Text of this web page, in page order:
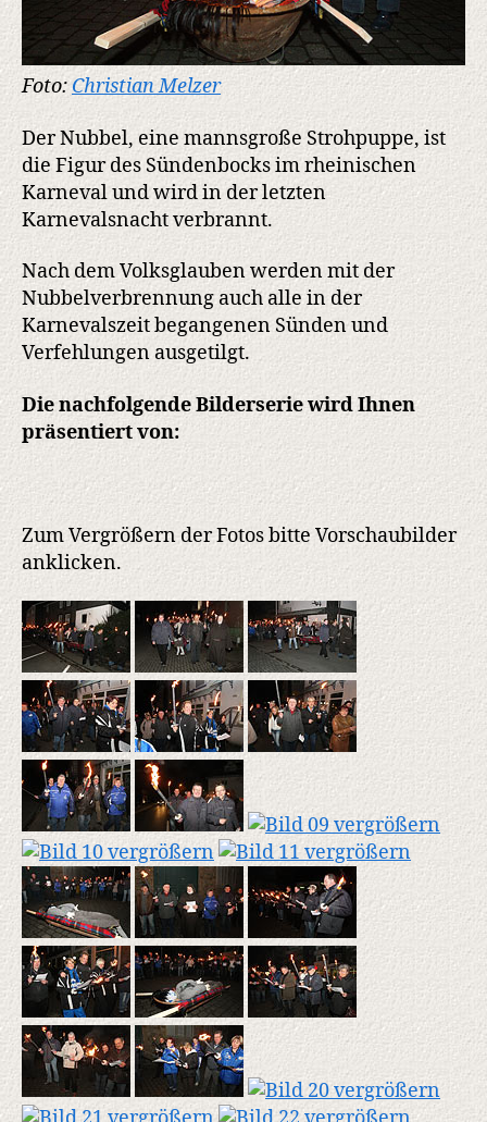
Foto: Christian Melzer
Der Nubbel, eine mannsgroße Strohpuppe, ist
die Figur des Sündenbocks im rheinischen
Karneval und wird in der letzten
Karnevalsnacht verbrannt.
Nach dem Volksglauben werden mit der
Nubbelverbrennung auch alle in der
Karnevalszeit begangenen Sünden und
Verfehlungen ausgetilgt.
Die nachfolgende Bilderserie wird Ihnen
präsentiert von:
Zum Vergrößern der Fotos bitte Vorschaubilder
anklicken.